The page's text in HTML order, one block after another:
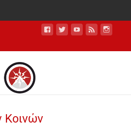
Κοινών